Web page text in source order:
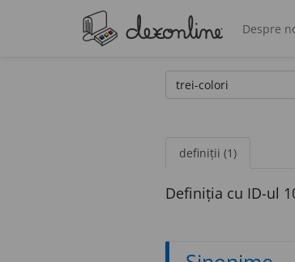
Despre
definiții (1)
Definiția cu ID-ul